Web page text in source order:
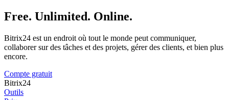
Free. Unlimited. Online.
Bitrix24 est un endroit où tout le monde peut communiquer,
collaborer sur des tâches et des projets, gérer des clients, et bien plus
encore.
Compte gratuit
Bitrix24
Outils